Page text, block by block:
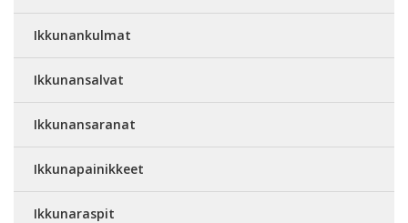
Ikkunankulmat
Ikkunansalvat
Ikkunansaranat
Ikkunapainikkeet
Ikkunaraspit